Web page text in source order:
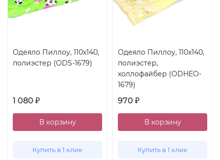
Одеяло Пиллоу, 110x140,
полиэстер (ODS-1679)
1 080 ₽
В корзину
Купить в 1 клик
Одеяло Пиллоу, 110x140,
полиэстер,
холлофайбер (ODHEO-
1679)
970 ₽
В корзину
Купить в 1 клик